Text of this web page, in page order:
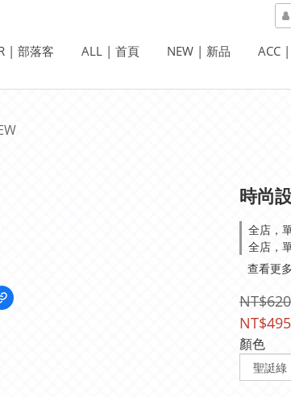
| 部落客 ALL | 首頁 NEW | 新品 ACC
時尚
全店，
全店，
查看更
NT$620
NT$495
顏色